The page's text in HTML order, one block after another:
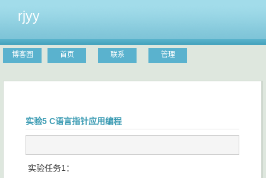
rjyy
博客园 首页 联系 管理
实验5 C语言指针应用编程
实验任务1：